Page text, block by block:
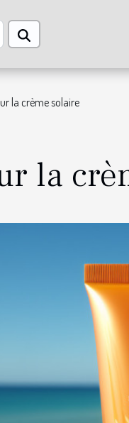
la crème solaire
la